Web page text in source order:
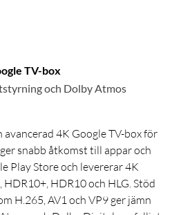
TV-box
och Dolby Atmos
avancerad 4K Google TV-box för
snabb åtkomst till appar och
Play Store och levererar 4K
HDR10 och HLG. Stöd
H.265, AV1 och VP9 ger jämn